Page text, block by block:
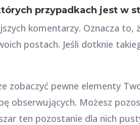
przypadkach jest w
komentarzy. Oznacza
postach. Jeśli dotknie
zobaczyć pewne elementy
obserwujących. Możesz
ten pozostanie dla nich